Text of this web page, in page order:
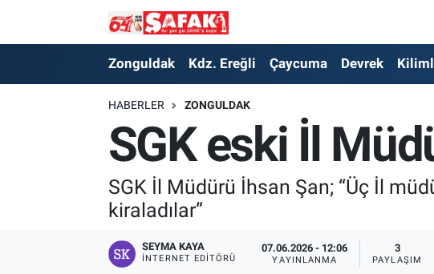
Zonguldak Kdz. Ereğli Çaycuma Devrek
HABERLER ZONGULDAK
SGK eski İl
SGK İl Müdürü İhsan Şan; “Üç İl
kiraladılar”
SEYMA KAYA
İNTERNET EDITÖRÜ
07.06.2026 - 12:06
YAYINLANMA
3
PAYLAŞIM
Zonguldak
Kdz. Ereğli
Zonguldak Nöbetçi Eczaneler
Zonguldak Hava Durumu
Zonguldak Namaz Vakitleri
Zonguldak Trafik Yoğunluk Haritası
Tüm Manşetler